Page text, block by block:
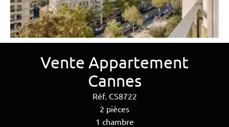
Vente Appartement
Cannes
Réf. CS8722
2 pièces
1 chambre